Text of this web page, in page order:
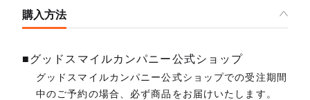
購入方法
■グッドスマイルカンパニー公式ショップ
グッドスマイルカンパニー公式ショップでの受注期間
中のご予約の場合、必ず商品をお届けいたします。